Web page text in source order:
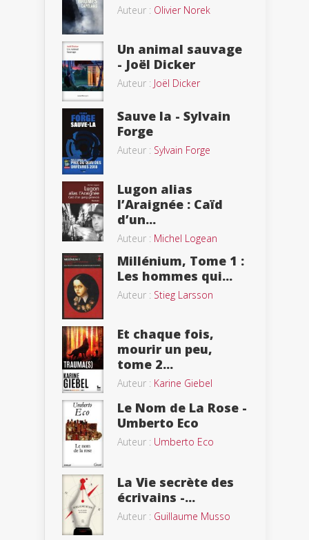
Auteur : Olivier Norek
Un animal sauvage
- Joël Dicker
Auteur : Joël Dicker
Sauve la - Sylvain
Forge
Auteur : Sylvain Forge
Lugon alias
l’Araignée : Caïd
d’un...
Auteur : Michel Logean
Millénium, Tome 1 :
Les hommes qui...
Auteur : Stieg Larsson
Et chaque fois,
mourir un peu,
tome 2...
Auteur : Karine Giebel
Le Nom de La Rose -
Umberto Eco
Auteur : Umberto Eco
La Vie secrète des
écrivains -...
Auteur : Guillaume Musso